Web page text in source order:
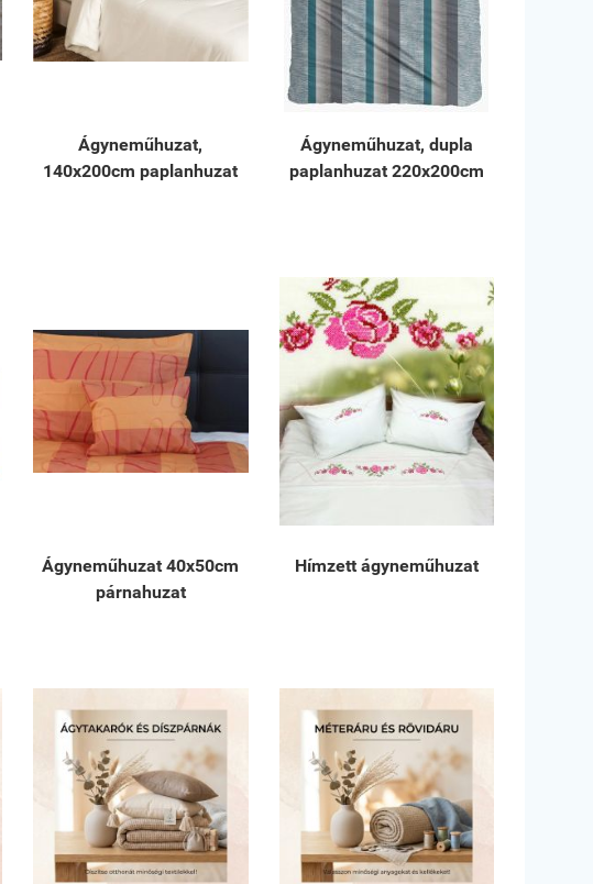
Ágyneműhuzat,
140x200cm paplanhuzat
Ágyneműhuzat, dupla
paplanhuzat 220x200cm
Ágyneműhuzat 40x50cm
párnahuzat
Hímzett ágyneműhuzat